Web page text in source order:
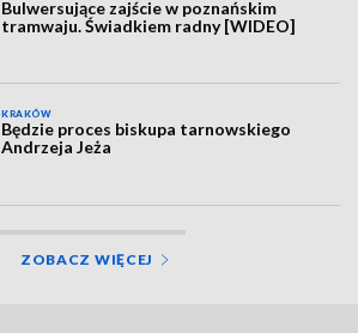
Bulwersujące zajście w poznańskim
tramwaju. Świadkiem radny [WIDEO]
KRAKÓW
Będzie proces biskupa tarnowskiego
Andrzeja Jeża
ZOBACZ WIĘCEJ